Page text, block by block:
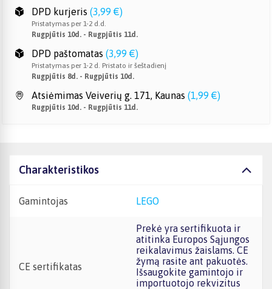
DPD kurjeris (3,99 €)
Pristatymas per 1-2 d.d.
Rugpjūtis 10d. - Rugpjūtis 11d.
DPD paštomatas (3,99 €)
Pristatymas per 1-2 d. Pristato ir šeštadienį
Rugpjūtis 8d. - Rugpjūtis 10d.
Atsiėmimas Veiverių g. 171, Kaunas (1,99 €)
Rugpjūtis 10d. - Rugpjūtis 11d.
Charakteristikos
Gamintojas LEGO
CE sertifikatas
Prekė yra sertifikuota ir
atitinka Europos Sąjungos
reikalavimus žaislams. CE
žymą rasite ant pakuotės.
Išsaugokite gamintojo ir
importuotojo rekvizitus